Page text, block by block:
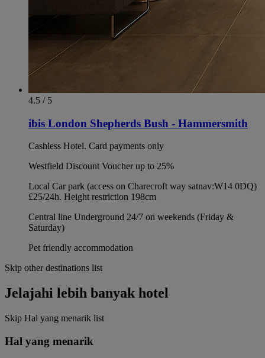
4.5 / 5
ibis London Shepherds Bush - Hammersmith
Cashless Hotel. Card payments only
Westfield Discount Voucher up to 25%
Local Car park (access on Charecroft way satnav:W14 0DQ)
£25/24h. Height restriction 198cm
Central line Underground 24/7 on weekends (Friday &
Saturday)
Pet friendly accommodation
Skip other destinations list
Jelajahi lebih banyak hotel
Skip Hal yang menarik list
Hal yang menarik